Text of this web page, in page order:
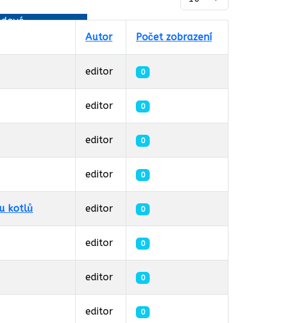
OBYVATELSTVA
Autor Počet zobrazení
editor 0
editor 0
editor 0
editor 0
kotlů editor 0
editor 0
editor 0
editor 0